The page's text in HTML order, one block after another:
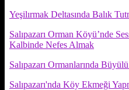
Yeşilırmak Deltasında Balık
Salıpazarı Orman Köyü’nde
Kalbinde Nefes Almak
Salıpazarı Ormanlarında
Salıpazarı'nda Köy Ekmeği